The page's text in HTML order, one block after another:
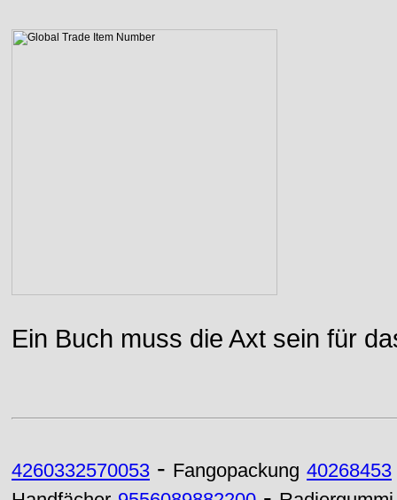
Ein Buch muss die Axt sein für
4260332570053 - Fangopackung 40268453